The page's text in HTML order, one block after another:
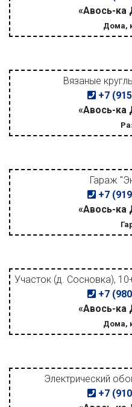
«Авось-ка
Дома,
Вязаные
+7
«Авось-ка
Гараж
+7
«Авось-ка
Участок (д. Сосновка),
+7
«Авось-ка
Дома,
Электрический
+7